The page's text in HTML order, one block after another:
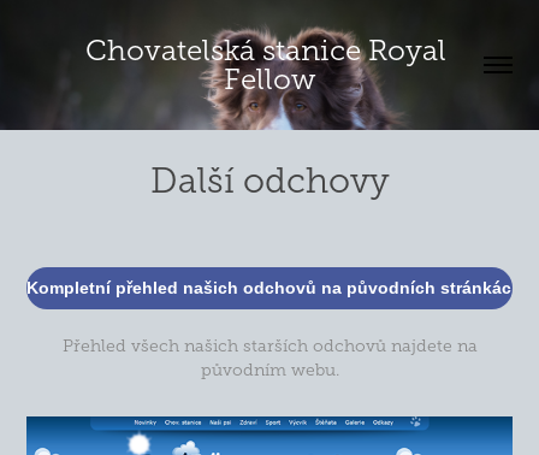
Chovatelská stanice Royal
Fellow
Další odchovy
Kompletní přehled našich odchovů na původních stránkách
Přehled všech našich starších odchovů najdete na
původním webu.